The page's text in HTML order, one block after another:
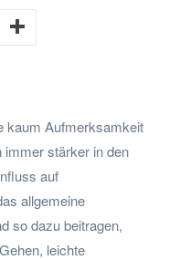
kaum Aufmerksamkeit
stärker in den
auf
allgemeine
so dazu beitragen,
leichte